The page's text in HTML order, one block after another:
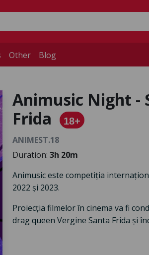
Other Blog
Animusic Night -
Frida
18+
ANIMEST.18
Duration: 3h 20m
Animusic este competiția
2022 și 2023.
Proiecția filmelor în cinema va fi
drag queen Vergine Santa Frida și